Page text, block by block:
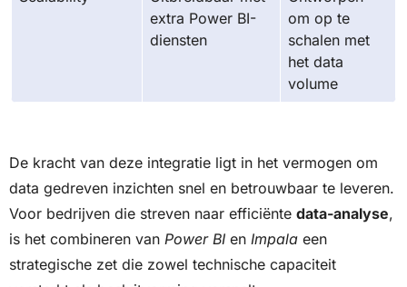
extra Power BI-
diensten
om op te
schalen met
het data
volume
De kracht van deze integratie ligt in het vermogen om
data gedreven inzichten snel en betrouwbaar te leveren.
Voor bedrijven die streven naar efficiënte data-analyse,
is het combineren van Power BI en Impala een
strategische zet die zowel technische capaciteit